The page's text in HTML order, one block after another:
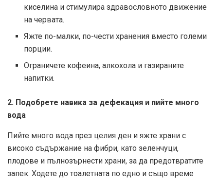
киселина и стимулира здравословното движение
на червата.
Яжте по-малки, по-чести хранения вместо големи
порции.
Ограничете кофеина, алкохола и газираните
напитки.
2. Подобрете навика за дефекация и пийте много
вода
Пийте много вода през целия ден и яжте храни с
високо съдържание на фибри, като зеленчуци,
плодове и пълнозърнести храни, за да предотвратите
запек. Ходете до тоалетната по едно и също време